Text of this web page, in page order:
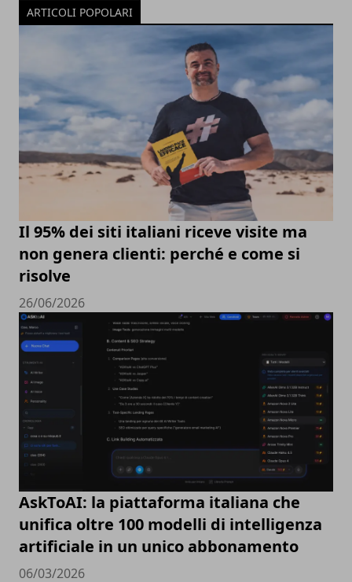
ARTICOLI POPOLARI
Il 95% dei siti italiani riceve visite ma
non genera clienti: perché e come si
risolve
26/06/2026
AskToAI: la piattaforma italiana che
unifica oltre 100 modelli di intelligenza
artificiale in un unico abbonamento
06/03/2026